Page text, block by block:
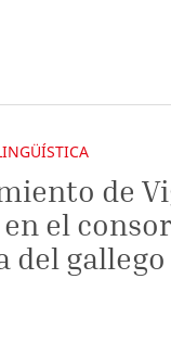
de
el
del